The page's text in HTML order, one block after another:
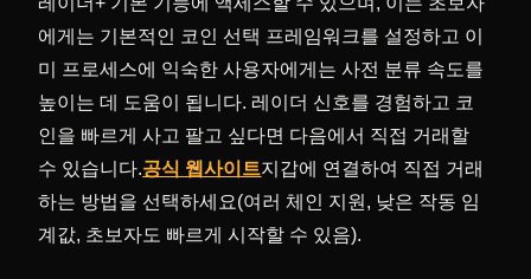
에게는 기본적인 코인 선택 프레임워크를 설정하고 이
미 프로세스에 익숙한 사용자에게는 사전 분류 속도를
높이는 데 도움이 됩니다. 레이더 신호를 경험하고 코
인을 빠르게 사고 팔고 싶다면 다음에서 직접 거래할
수 있습니다.공식 웹사이트지갑에 연결하여 직접 거래
하는 방법을 선택하세요(여러 체인 지원, 낮은 작동 임
계값, 초보자도 빠르게 시작할 수 있음).